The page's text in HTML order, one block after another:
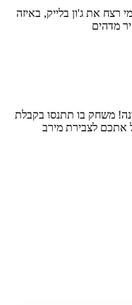
רצח את ג'ון בלייק, באיזה
מדהים
משחק בו תתנסו בקבלת
אתכם לצבירת מירב